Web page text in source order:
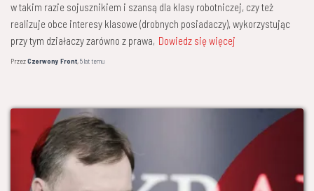
w takim razie sojusznikiem i szansą dla klasy robotniczej, czy też
realizuje obce interesy klasowe (drobnych posiadaczy), wykorzystując
przy tym działaczy zarówno z prawa, Dowiedz się więcej
PrzezCzerwony Front,5 lattemu